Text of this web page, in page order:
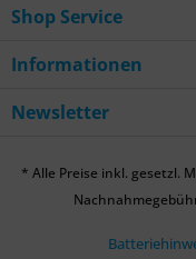
Shop Service
Informationen
Newsletter
* Alle Preise inkl. gesetzl.